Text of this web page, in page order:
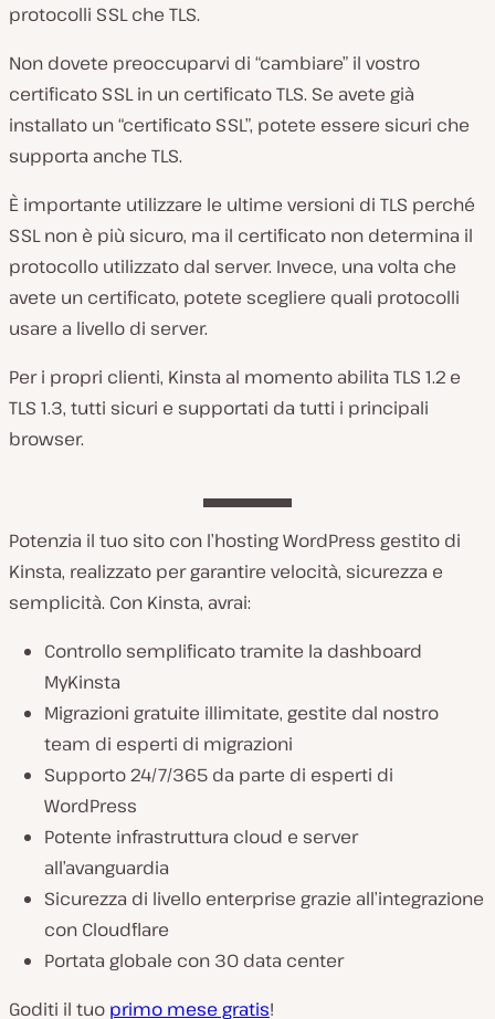
protocolli SSL che TLS.
Non dovete preoccuparvi di “cambiare” il vostro
certificato SSL in un certificato TLS. Se avete già
installato un “certificato SSL”, potete essere sicuri che
supporta anche TLS.
È importante utilizzare le ultime versioni di TLS perché
SSL non è più sicuro, ma il certificato non determina il
protocollo utilizzato dal server. Invece, una volta che
avete un certificato, potete scegliere quali protocolli
usare a livello di server.
Per i propri clienti, Kinsta al momento abilita TLS 1.2 e
TLS 1.3, tutti sicuri e supportati da tutti i principali
browser.
Potenzia il tuo sito con l’hosting WordPress gestito di
Kinsta, realizzato per garantire velocità, sicurezza e
semplicità. Con Kinsta, avrai:
Controllo semplificato tramite la dashboard
MyKinsta
Migrazioni gratuite illimitate, gestite dal nostro
team di esperti di migrazioni
Supporto 24/7/365 da parte di esperti di
WordPress
Potente infrastruttura cloud e server
all’avanguardia
Sicurezza di livello enterprise grazie all’integrazione
con Cloudflare
Portata globale con 30 data center
Goditi il tuo primo mese gratis!